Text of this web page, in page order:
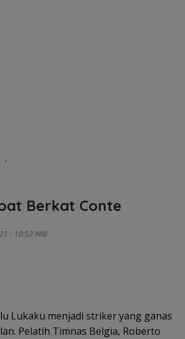
Berkat Conte
- 10:52 WIB
Lukaku menjadi striker yang ganas
Pelatih Timnas Belgia, Roberto